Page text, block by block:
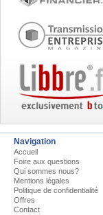
Navigation
Accueil
Foire aux questions
Qui sommes nous?
Mentions légales
Politique de confidentialité
Offres
Contact